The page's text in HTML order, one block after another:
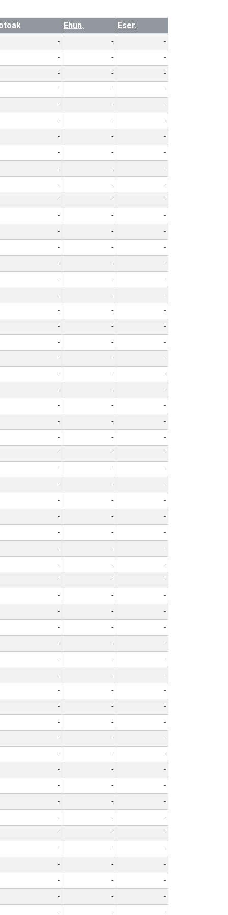
Ehun.
Eser.
- -
-
- -
-
- -
-
- -
-
- -
-
- -
-
- -
-
- -
-
- -
-
- -
-
- -
-
- -
-
- -
-
- -
-
- -
-
- -
-
- -
-
- -
-
- -
-
- -
-
- -
-
- -
-
- -
-
- -
-
- -
-
- -
-
- -
-
- -
-
- -
-
- -
-
- -
-
- -
-
- -
-
- -
-
- -
-
- -
-
- -
-
- -
-
- -
-
- -
-
- -
-
- -
-
- -
-
- -
-
- -
-
- -
-
- -
-
- -
-
- -
-
- -
-
- -
-
- -
-
- -
-
- -
-
- -
-
- - -